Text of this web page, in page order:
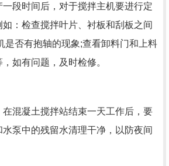
段时间后，对于搅拌主机要进行定
：检查搅拌叶片、衬板和刮板之间
是否有抱轴的现象;查看卸料门和上料
如有问题，及时检修。
混凝土搅拌站结束一天工作后，要
泵中的残留水清理干净，以防夜间